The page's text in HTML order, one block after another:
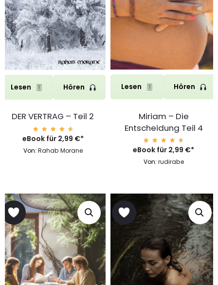
Lesen Hören
DER VERTRAG – Teil 2
Bewert
et mit
von 5
eBook für 2,99 €*
Von: Rahab Morane
Lesen Hören
Miriam – Die
Entscheidung Teil 4
Bewert
et mit
von 5
eBook für 2,99 €*
Von: rudirabe